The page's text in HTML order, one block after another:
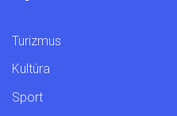
Turizmus
Kultúra
Sport